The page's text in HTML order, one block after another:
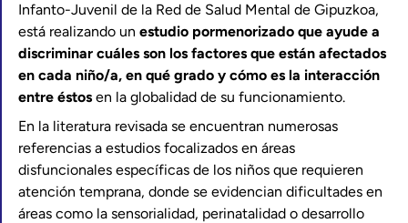
Infanto-Juvenil de la Red de Salud Mental de Gipuzkoa,
está realizando un estudio pormenorizado que ayude a
discriminar cuáles son los factores que están afectados
en cada niño/a, en qué grado y cómo es la interacción
entre éstos en la globalidad de su funcionamiento.
En la literatura revisada se encuentran numerosas
referencias a estudios focalizados en áreas
disfuncionales específicas de los niños que requieren
atención temprana, donde se evidencian dificultades en
áreas como la sensorialidad, perinatalidad o desarrollo